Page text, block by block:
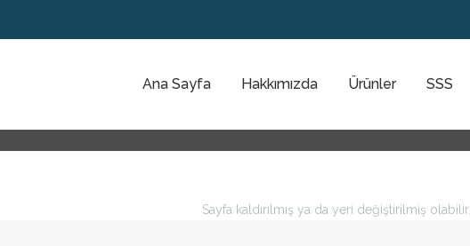
Ana Sayfa Hakkımızda Ürünler SSS
Sayfa kaldırılmış ya da yeri değiştirilmiş olabilir.